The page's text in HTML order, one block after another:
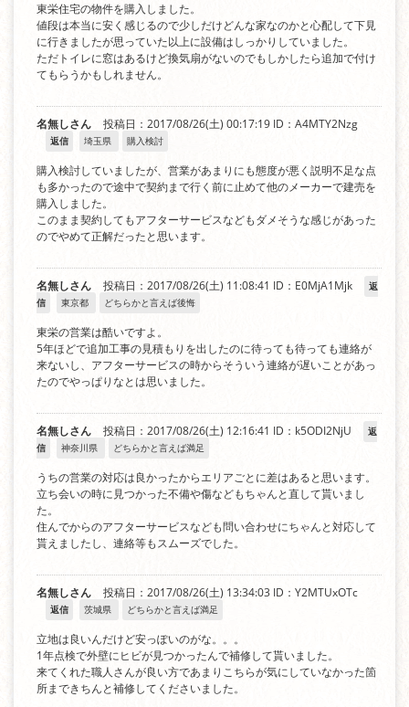
東栄住宅の物件を購入しました。
値段は本当に安く感じるので少しだけどんな家なのかと心配して下見
に行きましたが思っていた以上に設備はしっかりしていました。
ただトイレに窓はあるけど換気扇がないのでもしかしたら追加で付け
てもらうかもしれません。
名無しさん 投稿日：2017/08/26(土) 00:17:19 ID：A4MTY2Nzg
返信 埼玉県 購入検討
購入検討していましたが、営業があまりにも態度が悪く説明不足な点
も多かったので途中で契約まで行く前に止めて他のメーカーで建売を
購入しました。
このまま契約してもアフターサービスなどもダメそうな感じがあった
のでやめて正解だったと思います。
名無しさん 投稿日：2017/08/26(土) 11:08:41 ID：E0MjA1Mjk
返
信
東京都 どちらかと言えば後悔
東栄の営業は酷いですよ。
5年ほどで追加工事の見積もりを出したのに待っても待っても連絡が
来ないし、アフターサービスの時からそういう連絡が遅いことがあっ
たのでやっぱりなとは思いました。
名無しさん 投稿日：2017/08/26(土) 12:16:41 ID：k5ODI2NjU
返
信
神奈川県 どちらかと言えば満足
うちの営業の対応は良かったからエリアごとに差はあると思います。
立ち会いの時に見つかった不備や傷などもちゃんと直して貰いまし
た。
住んでからのアフターサービスなども問い合わせにちゃんと対応して
貰えましたし、連絡等もスムーズでした。
名無しさん 投稿日：2017/08/26(土) 13:34:03 ID：Y2MTUxOTc
返信 茨城県 どちらかと言えば満足
立地は良いんだけど安っぽいのがな。。。
1年点検で外壁にヒビが見つかったんで補修して貰いました。
来てくれた職人さんが良い方であまりこちらが気にしていなかった箇
所まできちんと補修してくださいました。